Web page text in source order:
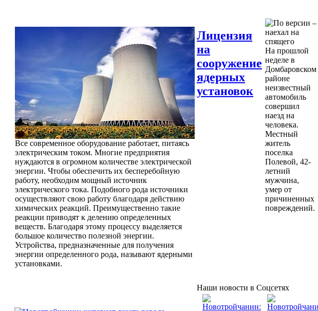
Все современное оборудование работает, питаясь
электрическим током. Многие предприятия
нуждаются в огромном количестве электрической
энергии. Чтобы обеспечить их бесперебойную
работу, необходим мощный источник
электрического тока. Подобного рода источники
осуществляют свою работу благодаря действию
химических реакций. Преимущественно такие
реакции приводят к делению определенных
веществ. Благодаря этому процессу выделяется
большое количество полезной энергии.
Устройства, предназначенные для получения
энергии определенного рода, называют ядерными
установками.
Лицензия
на
сооружение
ядерных
установок
На прошлой
неделе в
Домбаровском
районе
неизвестный
автомобиль
совершил
наезд на
человека.
Местный
житель
поселка
Полевой, 42-
летний
мужчина,
умер от
причиненных
повреждений.
Наши новости в Соцсетях